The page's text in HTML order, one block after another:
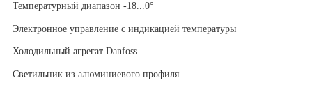
Температурный диапазон -18...0°
Электронное управление с индикацией температуры
Холодильный агрегат Danfoss
Светильник из алюминиевого профиля